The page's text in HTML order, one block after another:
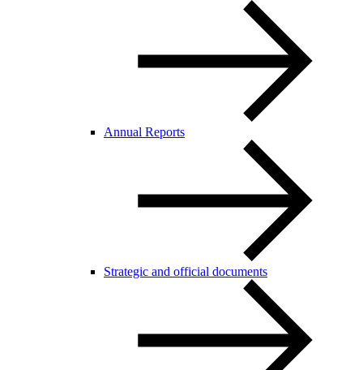
Annual Reports
Strategic and official documents